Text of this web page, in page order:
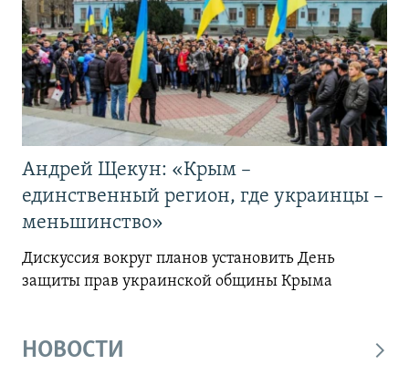
Андрей Щекун: «Крым –
единственный регион, где украинцы –
меньшинство»
Дискуссия вокруг планов установить День
защиты прав украинской общины Крыма
НОВОСТИ